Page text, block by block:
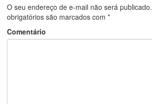
O seu endereço de e-mail não será publicado.
obrigatórios são marcados com *
Comentário